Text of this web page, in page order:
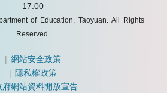
17:00
of Education, Taoyuan. All Rights
Reserved.
|網站安全政策
| 隱私權政策
府網站資料開放宣告